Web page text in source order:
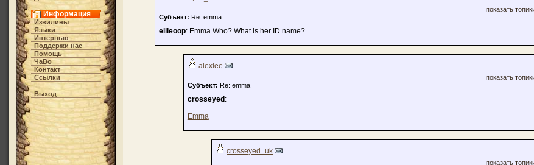
Информация
Извилины
Языки
Интервью
Поддержи нас
Помощь
ЧаВо
Контакт
Ссылки
Выход
показать
Субъект: Re: emma
ellieoop: Emma Who? What is her ID name?
alexlee
показать
Субъект: Re: emma
crosseyed :
Emma
crosseyed_uk
показать